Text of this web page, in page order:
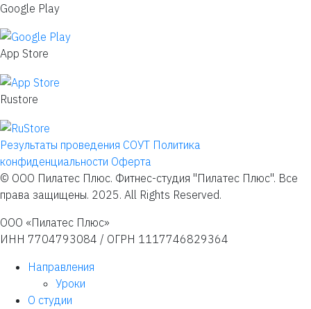
Google Play
App Store
Rustore
Результаты проведения СОУТ Политика
конфиденциальности Оферта
© ООО Пилатес Плюс. Фитнес-студия "Пилатес Плюс". Все
права защищены. 2025. All Rights Reserved.
ООО «Пилатес Плюс»
ИНН 7704793084 / ОГРН 1117746829364
Направления
Уроки
О студии